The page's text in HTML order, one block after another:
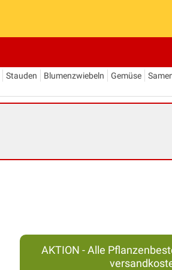
Stauden Blumenzwiebeln Gemüse
AKTION - Alle